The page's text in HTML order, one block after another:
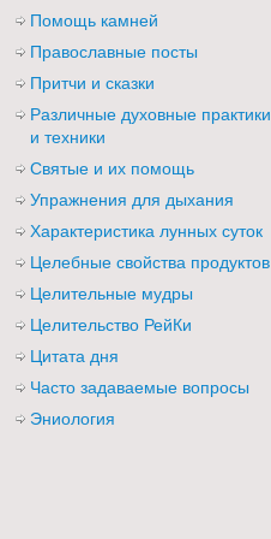
Помощь камней
Православные посты
Притчи и сказки
Различные духовные практики
и техники
Святые и их помощь
Упражнения для дыхания
Характеристика лунных суток
Целебные свойства продуктов
Целительные мудры
Целительство РейКи
Цитата дня
Часто задаваемые вопросы
Эниология